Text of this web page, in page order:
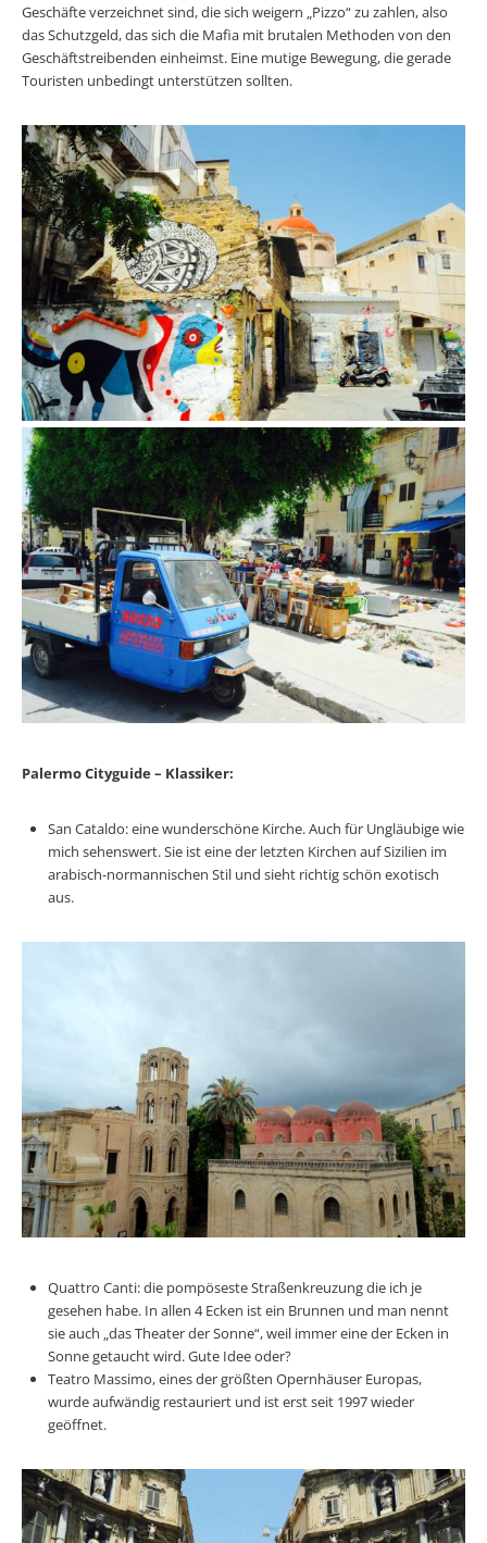
Geschäfte verzeichnet sind, die sich weigern „Pizzo“ zu zahlen, also
das Schutzgeld, das sich die Mafia mit brutalen Methoden von den
Geschäftstreibenden einheimst. Eine mutige Bewegung, die gerade
Touristen unbedingt unterstützen sollten.
Palermo Cityguide – Klassiker:
San Cataldo: eine wunderschöne Kirche. Auch für Ungläubige wie
mich sehenswert. Sie ist eine der letzten Kirchen auf Sizilien im
arabisch-normannischen Stil und sieht richtig schön exotisch
aus.
Quattro Canti: die pompöseste Straßenkreuzung die ich je
gesehen habe. In allen 4 Ecken ist ein Brunnen und man nennt
sie auch „das Theater der Sonne“, weil immer eine der Ecken in
Sonne getaucht wird. Gute Idee oder?
Teatro Massimo, eines der größten Opernhäuser Europas,
wurde aufwändig restauriert und ist erst seit 1997 wieder
geöffnet.